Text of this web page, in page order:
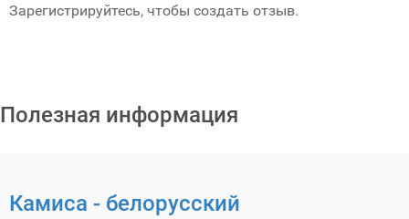
Зарегистрируйтесь, чтобы создать отзыв.
Полезная информация
Камиса - белорусский